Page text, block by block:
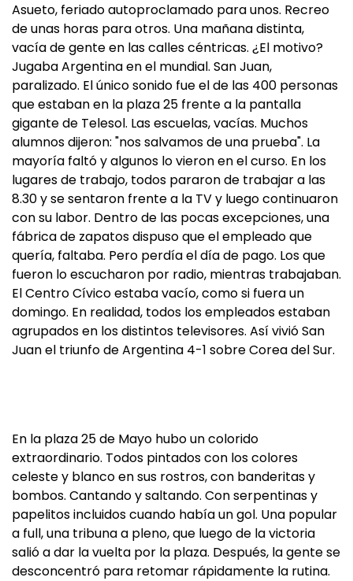
Asueto, feriado autoproclamado para unos. Recreo
de unas horas para otros. Una mañana distinta,
vacía de gente en las calles céntricas. ¿El motivo?
Jugaba Argentina en el mundial. San Juan,
paralizado. El único sonido fue el de las 400 personas
que estaban en la plaza 25 frente a la pantalla
gigante de Telesol. Las escuelas, vacías. Muchos
alumnos dijeron: "nos salvamos de una prueba". La
mayoría faltó y algunos lo vieron en el curso. En los
lugares de trabajo, todos pararon de trabajar a las
8.30 y se sentaron frente a la TV y luego continuaron
con su labor. Dentro de las pocas excepciones, una
fábrica de zapatos dispuso que el empleado que
quería, faltaba. Pero perdía el día de pago. Los que
fueron lo escucharon por radio, mientras trabajaban.
El Centro Cívico estaba vacío, como si fuera un
domingo. En realidad, todos los empleados estaban
agrupados en los distintos televisores. Así vivió San
Juan el triunfo de Argentina 4-1 sobre Corea del Sur.
En la plaza 25 de Mayo hubo un colorido
extraordinario. Todos pintados con los colores
celeste y blanco en sus rostros, con banderitas y
bombos. Cantando y saltando. Con serpentinas y
papelitos incluidos cuando había un gol. Una popular
a full, una tribuna a pleno, que luego de la victoria
salió a dar la vuelta por la plaza. Después, la gente se
desconcentró para retomar rápidamente la rutina.